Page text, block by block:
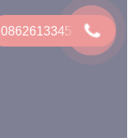
0862613345